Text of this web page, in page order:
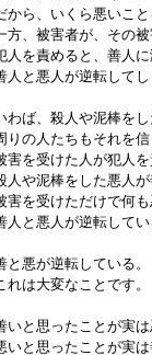
ら、いくら悪いこと
、被害者が、その被
を責めると、善人に
と悪人が逆転してし
ば、殺人や泥棒をし
の人たちもそれを信
を受けた人が犯人を
や泥棒をした悪人が
を受けただけで何も
と悪人が逆転してい
悪が逆転している。
は大変なことです。
と思ったことが実は
と思ったことが実は